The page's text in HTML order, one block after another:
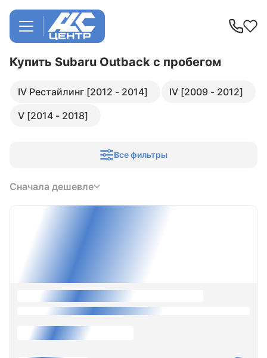
Купить Subaru Outback с пробегом
IV Рестайлинг [2012 - 2014]
IV [2009 - 2012]
V [2014 - 2018]
Все фильтры
Сначала дешевле